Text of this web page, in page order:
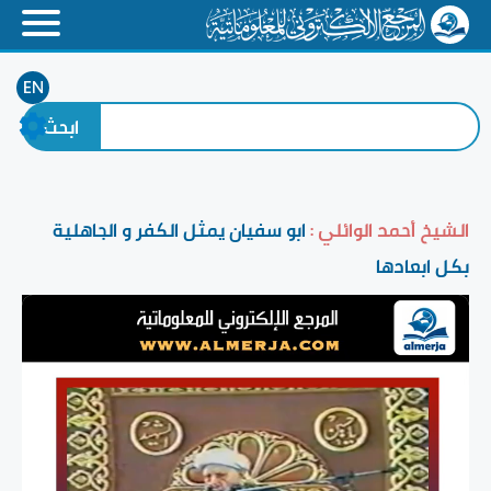
EN
الشيخ أحمد الوائلي :ابو سفيان يمثل الكفر و الجاهلية
بكل ابعادها